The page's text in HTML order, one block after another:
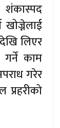
शंकास्पद
लिएर
गर्ने काम
गरेर